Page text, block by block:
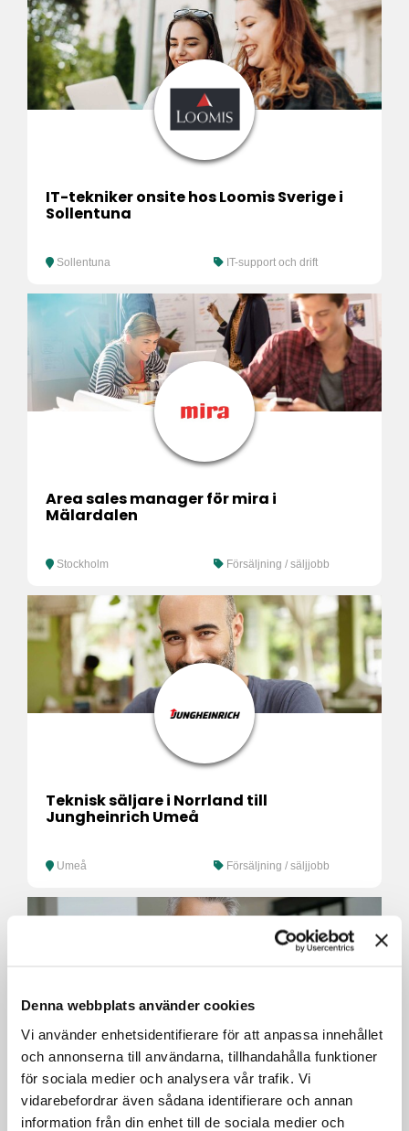
Denna webbplats använder cookies
Vi använder enhetsidentifierare för att anpassa innehållet
och annonserna till användarna, tillhandahålla funktioner
för sociala medier och analysera vår trafik. Vi
vidarebefordrar även sådana identifierare och annan
information från din enhet till de sociala medier och
IT-tekniker onsite hos Loomis Sverige i
Sollentuna
Sollentuna IT-support och drift
Area sales manager för mira i
Mälardalen
Stockholm Försäljning / säljjobb
Teknisk säljare i Norrland till
Jungheinrich Umeå
Umeå Försäljning / säljjobb
Senior account manager till
Jungheinrich Östersund